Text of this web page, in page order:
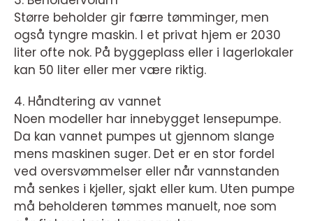
Større beholder gir færre tømminger, men
også tyngre maskin. I et privat hjem er 2030
liter ofte nok. På byggeplass eller i lagerlokaler
kan 50 liter eller mer være riktig.
4. Håndtering av vannet
Noen modeller har innebygget lensepumpe.
Da kan vannet pumpes ut gjennom slange
mens maskinen suger. Det er en stor fordel
ved oversvømmelser eller når vannstanden
må senkes i kjeller, sjakt eller kum. Uten pumpe
må beholderen tømmes manuelt, noe som